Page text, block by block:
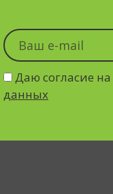
Даю согласие на
данных